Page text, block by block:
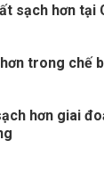
sạch hơn tại
trong chế
hơn giai